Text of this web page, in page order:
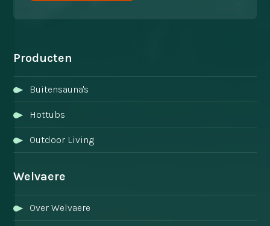
Producten
Buitensauna's
Hottubs
Outdoor Living
Welvaere
Over Welvaere